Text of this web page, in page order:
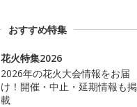
おすすめ特集
花火特集2026
2026年の花火大会情報をお届
け！開催・中止・延期情報も掲
載